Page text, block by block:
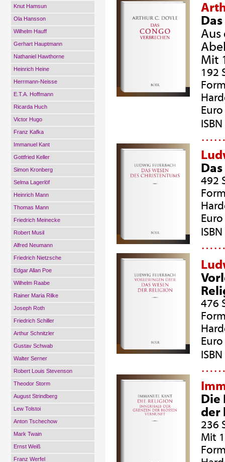
Knut Hamsun
Ola Hansson
Wilhelm Hauff
Gerhart Hauptmann
Nathaniel Hawthorne
Heinrich Heine
Herrmann-Neisse
E.T.A. Hoffmann
Ricarda Huch
Victor Hugo
Franz Kafka
Immanuel Kant
Gottfried Keller
Simon Kronberg
Selma Lagerlöf
Heinrich Mann
Thomas Mann
Friedrich Meinecke
Robert Musil
Alfred Neumann
Friedrich Nietzsche
Edgar Allan Poe
Wilhelm Raabe
Rainer Maria Rilke
Joseph Roth
Friedrich Schiller
Arthur Schnitzler
Gustav Schwab
Walter Serner
Robert Louis Stevenson
Theodor Storm
August Strindberg
Lew Tolstoi
Anton Tschechow
Mark Twain
Ernst Weiß
Franz Werfel
Aus
Mit
192
492
476
Die
der
236
Mit